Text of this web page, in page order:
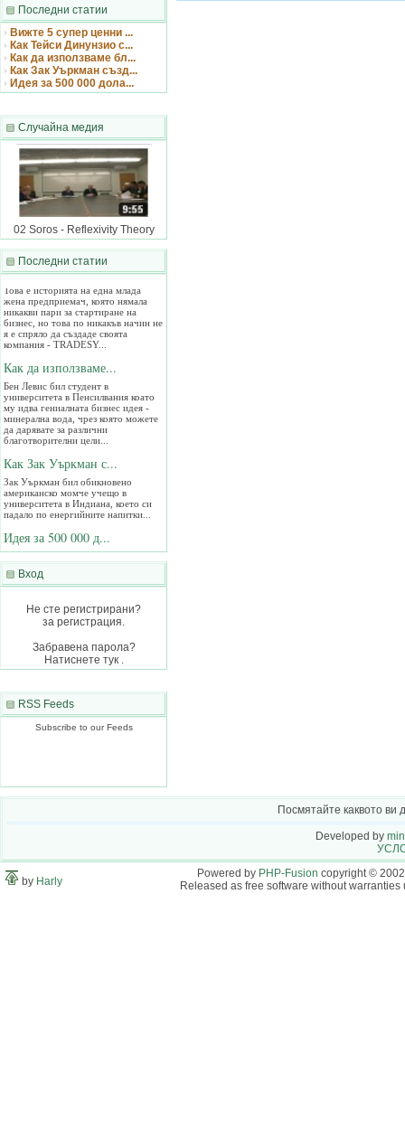
Последни статии
Вижте 5 супер ценни ...
Как Тейси Динунзио с...
Как да използваме бл...
Как Зак Уъркман създ...
Идея за 500 000 дола...
Случайна медия
02 Soros - Reflexivity Theory
Последни статии
Как Тейси Динунзи...
жена предприемач, която нямала
никакви пари за стартиране на
бизнес, но това по никакъв начин не
я е спряло да създаде своята
компания - TRADESY...
Как да използваме...
университета в Пенсилвания коато
му идва гениалната бизнес идея -
минерална вода, чрез която можете
да дарявате за различни
благотворителни цели...
Как Зак Уъркман с...
американско момче учещо в
университета в Индиана, което си
падало по енергийните напитки...
Идея за 500 000 д...
Браян Лаурангрокс си имал хоби да
продава разни неща по Интернет.
Започнал с това си занимание през
2004 като в началото дълго се чудел
Вижте 5 супер цен...
една статийка, която доста ми
хареса - 5 важни урока в живота...
Вход
Не сте регистрирани?
за регистрация.
Забравена парола?
Натиснете тук .
RSS Feeds
Subscribe to our Feeds
Посмятайте каквото
Developed by
by Harly
Powered by PHP-Fusion copyright ©
Released as free software without